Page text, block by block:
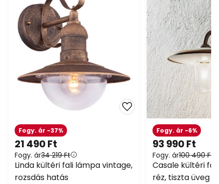
21 490 Ft
Fogy. ár34 219 Ft
Fogy. ár -37%
Linda kültéri fali lámpa vintage,
rozsdás hatás
93 990 Ft
Fogy. ár100 490 Ft
Fogy. ár -6%
Casale kültéri
réz, tiszta üveg